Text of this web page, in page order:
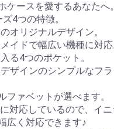
ケースを愛するあなたへ。
4つの特徴。
オリジナルデザイン。
イドで幅広い機種に対応
る4つのポケット。
ザインのシンプルなフラ
ファベットが選べます。
対応しているので、イニ
広く対応できます♪